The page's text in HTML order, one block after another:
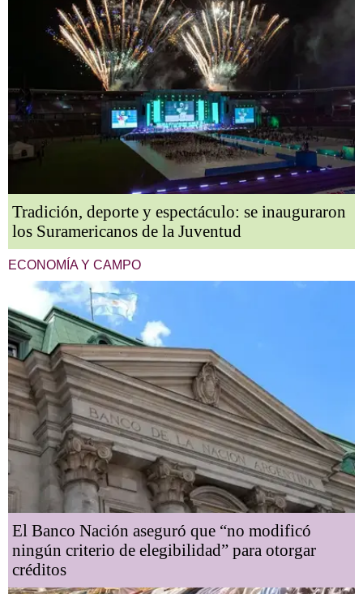
Tradición, deporte y espectáculo: se inauguraron
los Suramericanos de la Juventud
ECONOMÍA Y CAMPO
El Banco Nación aseguró que “no modificó
ningún criterio de elegibilidad” para otorgar
créditos